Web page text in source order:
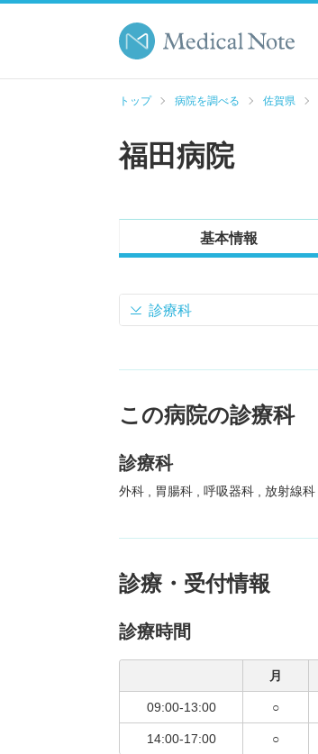
トップ 病院を調べる 佐賀県
福田病院
基本情報
診療科
この病院の診療科
診療科
外科 胃腸科 呼吸器科 放射線科
診療・受付情報
診療時間
月
09:00-13:00 ○
14:00-17:00 ○